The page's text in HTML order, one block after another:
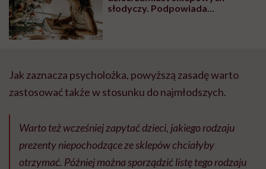
słodyczy. Podpowiada
Jak zaznacza psycholożka, powyższą zasadę warto
zastosować także w stosunku do najmłodszych.
Warto też wcześniej zapytać dzieci, jakiego rodzaju
prezenty niepochodzące ze sklepów chciałyby
otrzymać. Później można sporządzić listę tego rodzaju